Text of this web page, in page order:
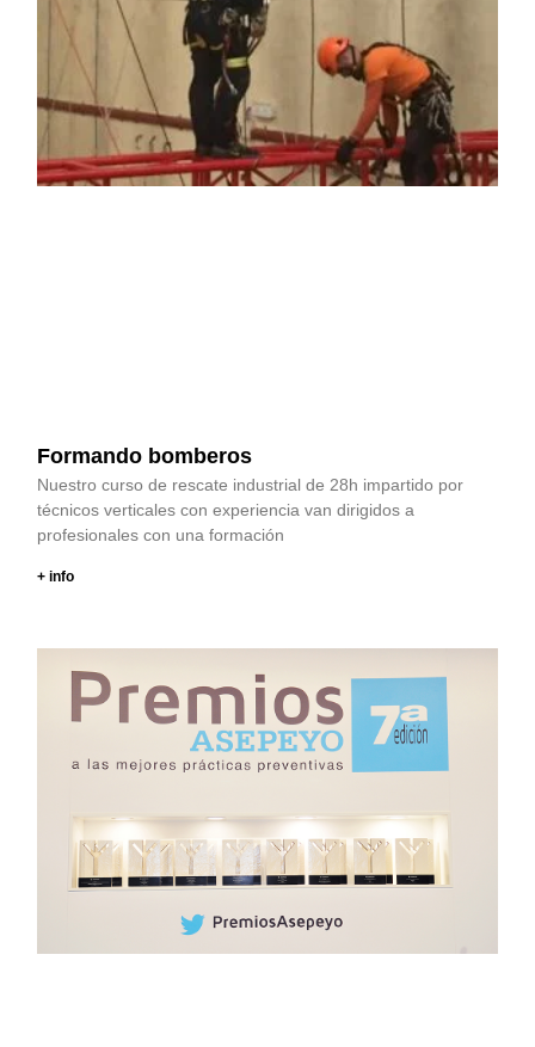
Formando bomberos
Nuestro curso de rescate industrial de 28h impartido por
técnicos verticales con experiencia van dirigidos a
profesionales con una formación
+ info